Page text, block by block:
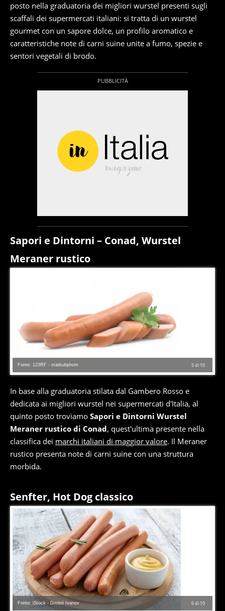
posto nella graduatoria dei migliori wurstel presenti sugli
scaffali dei supermercati italiani: si tratta di un wurstel
gourmet con un sapore dolce, un profilo aromatico e
caratteristiche note di carni suine unite a fumo, spezie e
sentori vegetali di brodo.
Sapori e Dintorni – Conad, Wurstel
Meraner rustico
5di 10
Fonte: 123RF - matkubphom
In base alla graduatoria stilata dal Gambero Rosso e
dedicata ai migliori wurstel nei supermercati d'Italia, al
quinto posto troviamo Sapori e Dintorni Wurstel
Meraner rustico di Conad, quest'ultima presente nella
classifica dei marchi italiani di maggior valore. Il Meraner
rustico presenta note di carni suine con una struttura
morbida.
Senfter, Hot Dog classico
6di 10
Fonte: iStock - Dmitrii Ivanov